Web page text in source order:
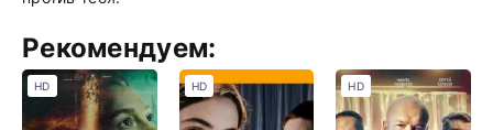
Рекомендуем:
HD HD HD